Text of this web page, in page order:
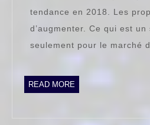
tendance en 2018. Les
d’augmenter. Ce qui est
seulement pour le marché
READ MORE